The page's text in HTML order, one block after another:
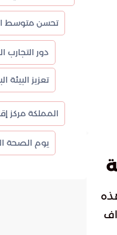
تحسن متوسط
دور التجارب
تعزيز البيئة
المملكة مركز